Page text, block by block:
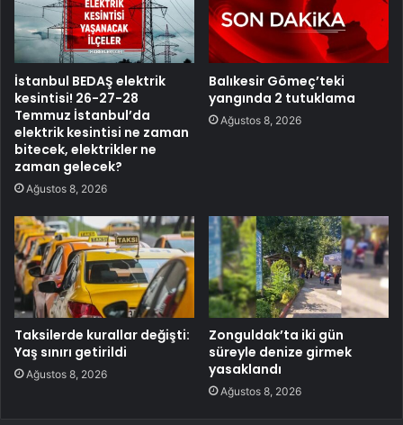
İstanbul BEDAŞ elektrik
kesintisi! 26-27-28
Temmuz İstanbul’da
elektrik kesintisi ne zaman
bitecek, elektrikler ne
zaman gelecek?
Ağustos 8, 2026
Balıkesir Gömeç’teki
yangında 2 tutuklama
Ağustos 8, 2026
Taksilerde kurallar değişti:
Yaş sınırı getirildi
Ağustos 8, 2026
Zonguldak’ta iki gün
süreyle denize girmek
yasaklandı
Ağustos 8, 2026